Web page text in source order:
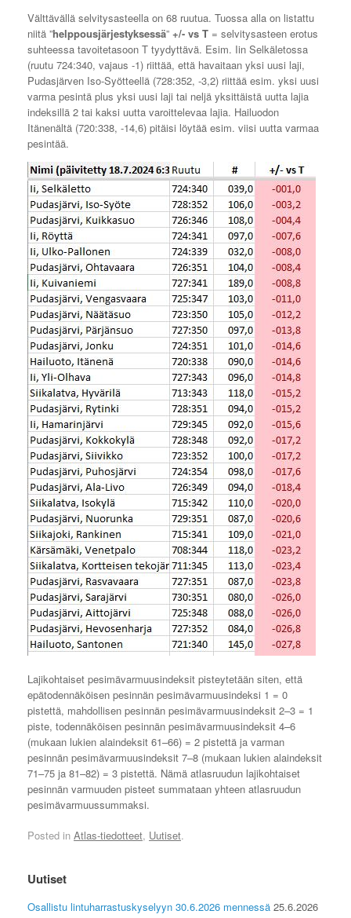
Välttävällä selvitysasteella on 68 ruutua. Tuossa alla on listattu
niitä ”helppousjärjestyksessä” +/- vs T = selvitysasteen erotus
suhteessa tavoitetasoon T tyydyttävä. Esim. Iin Selkäletossa
(ruutu 724:340, vajaus -1) riittää, että havaitaan yksi uusi laji,
Pudasjärven Iso-Syötteellä (728:352, -3,2) riittää esim. yksi uusi
varma pesintä plus yksi uusi laji tai neljä yksittäistä uutta lajia
indeksillä 2 tai kaksi uutta varoittelevaa lajia. Hailuodon
Itänenältä (720:338, -14,6) pitäisi löytää esim. viisi uutta varmaa
pesintää.
Lajikohtaiset pesimävarmuusindeksit pisteytetään siten, että
epätodennäköisen pesinnän pesimävarmuusindeksi 1 = 0
pistettä, mahdollisen pesinnän pesimävarmuusindeksit 2–3 = 1
piste, todennäköisen pesinnän pesimävarmuusindeksit 4–6
(mukaan lukien alaindeksit 61–66) = 2 pistettä ja varman
pesinnän pesimävarmuusindeksit 7–8 (mukaan lukien alaindeksit
71–75 ja 81–82) = 3 pistettä. Nämä atlasruudun lajikohtaiset
pesinnän varmuuden pisteet summataan yhteen atlasruudun
pesimävarmuussummaksi.
Posted in Atlas-tiedotteet, Uutiset.
Uutiset
Osallistu lintuharrastuskyselyyn 30.6.2026 mennessä 25.6.2026